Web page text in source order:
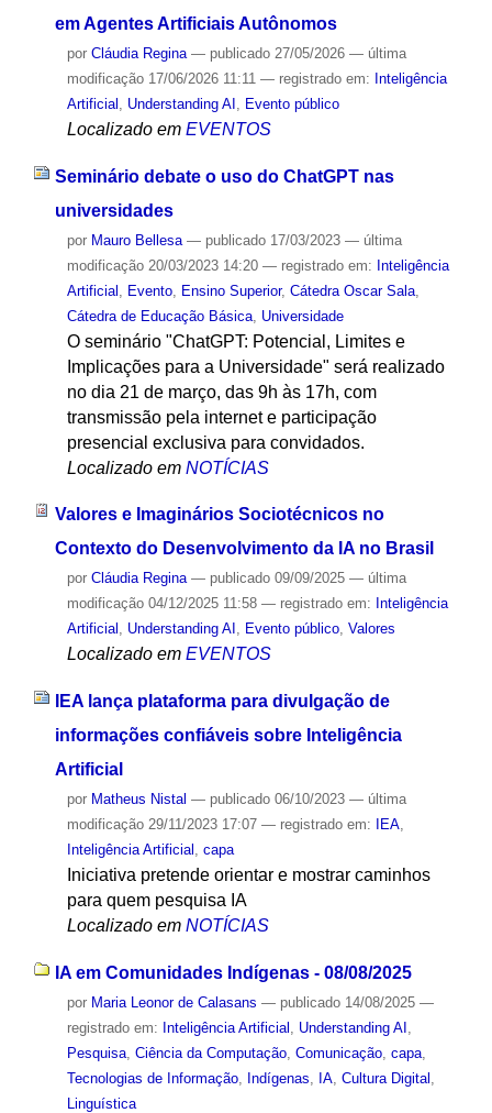
em Agentes Artificiais Autônomos
por Cláudia Regina — publicado27/05/2026 — última
modificação17/06/2026 11:11 — registrado em: Inteligência
Artificial
Understanding AI Evento público
Localizado em EVENTOS
Seminário debate o uso do ChatGPT nas
universidades
por Mauro Bellesa — publicado17/03/2023 — última
modificação20/03/2023 14:20 — registrado em: Inteligência
Artificial
Evento, Ensino Superior, Cátedra Oscar Sala,
Cátedra de Educação Básica, Universidade
O seminário "ChatGPT: Potencial, Limites e
Implicações para a Universidade" será realizado
no dia 21 de março, das 9h às 17h, com
transmissão pela internet e participação
presencial exclusiva para convidados.
Localizado em NOTÍCIAS
Valores e Imaginários Sociotécnicos no
Contexto do Desenvolvimento da IA no Brasil
por Cláudia Regina — publicado09/09/2025 — última
modificação04/12/2025 11:58 — registrado em: Inteligência
Artificial , Understanding AI , Evento público, Valores
Localizado em EVENTOS
IEA lança plataforma para divulgação de
informações confiáveis sobre Inteligência
Artificial
por Matheus Nistal — publicado06/10/2023 — última
modificação29/11/2023 17:07 — registrado em: IEA,
Inteligência Artificial , capa
Iniciativa pretende orientar e mostrar caminhos
para quem pesquisa IA
Localizado em NOTÍCIAS
IA em Comunidades Indígenas - 08/08/2025
por Maria Leonor de Calasans — publicado14/08/2025 —
registrado em: Inteligência Artificial Understanding AI
Pesquisa, Ciência da Computação, Comunicação, capa,
Tecnologias de Informação, Indígenas IA, Cultura Digital
Linguística